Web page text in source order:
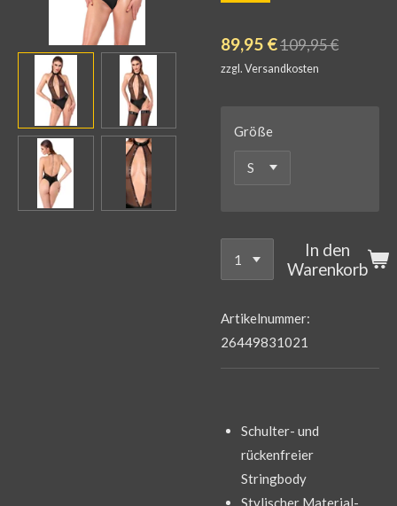
89,95 €109,95 €
zzgl. Versandkosten
Größe
In den
Warenkorb
Artikelnummer:
26449831021
Schulter- und
rückenfreier
Stringbody
Stylischer Material-